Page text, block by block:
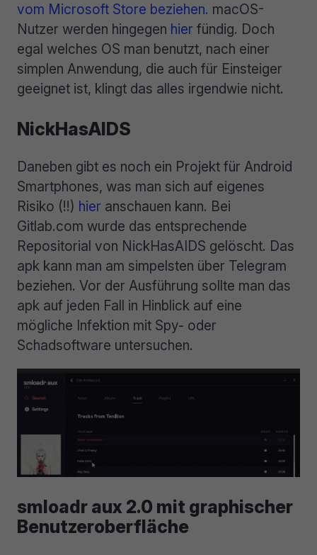
vom Microsoft Store beziehen. macOS-
Nutzer werden hingegen hier fündig. Doch
egal welches OS man benutzt, nach einer
simplen Anwendung, die auch für Einsteiger
geeignet ist, klingt das alles irgendwie nicht.
NickHasAIDS
Daneben gibt es noch ein Projekt für Android
Smartphones, was man sich auf eigenes
Risiko (!!) hier anschauen kann. Bei
Gitlab.com wurde das entsprechende
Repositorial von NickHasAIDS gelöscht. Das
apk kann man am simpelsten über Telegram
beziehen. Vor der Ausführung sollte man das
apk auf jeden Fall in Hinblick auf eine
mögliche Infektion mit Spy- oder
Schadsoftware untersuchen.
smloadr aux 2.0 mit graphischer
Benutzeroberfläche